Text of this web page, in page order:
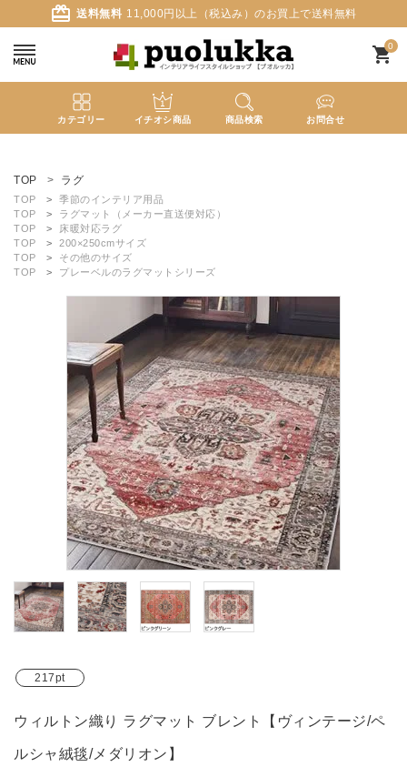
card_giftcard 送料無料 11,000円以上（税込み）のお買上で送料無料
0
shopping_cart
カテゴリー イチオシ商品 商品検索 お問合せ
ようこそ ゲスト 様
meeting_room ログイン
新着商品
カテゴリーから探す
ブランド
ガイドライン
TOP ラグ
TOP
季節のインテリア用品
TOP
ラグマット（メーカー直送便対応）
TOP
床暖対応ラグ
TOP
200×250cmサイズ
TOP
その他のサイズ
TOP
プレーベルのラグマットシリーズ
217pt
ウィルトン織り ラグマット ブレント【ヴィンテージ/ペ
ルシャ絨毯/メダリオン】